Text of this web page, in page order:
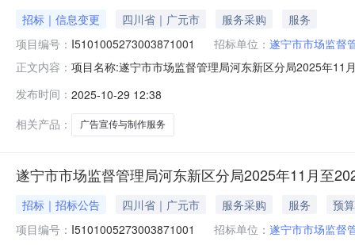
招标｜信息变更 四川省｜广元市 服务采购
服务
项目编号： I5101005273003871001 招标单位： 遂宁市市场监督
正文内容： 项目名称:遂宁市市场监督管理局河东新区分局2025年
间:2025-11-0309:30:00明确本项目
发布时间： 2025-10-29 12:38
相关产品：
广告宣传与制作服务
遂宁市市场监督管理局河东新区分局2025年11月至
招标｜招标公告 四川省｜广元市 服务采购 服务
预
项目编号： I5101005273003871001 招标单位： 遂宁市市场监督